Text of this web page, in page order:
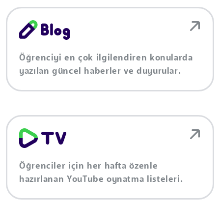
Öğrenciyi en çok ilgilendiren konularda
yazılan güncel haberler ve duyurular.
Öğrenciler için her hafta özenle
hazırlanan YouTube oynatma listeleri.